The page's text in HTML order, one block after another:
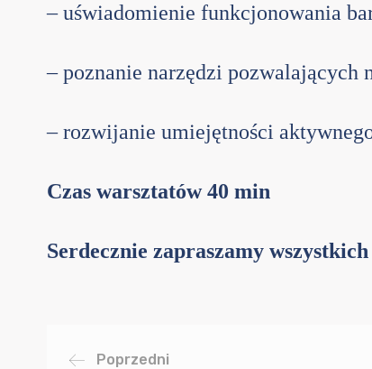
– uświadomienie funkcjonowania
– poznanie narzędzi
– rozwijanie umiejętności
Czas warsztatów 40 min
Serdecznie zapraszamy
Poprzedni